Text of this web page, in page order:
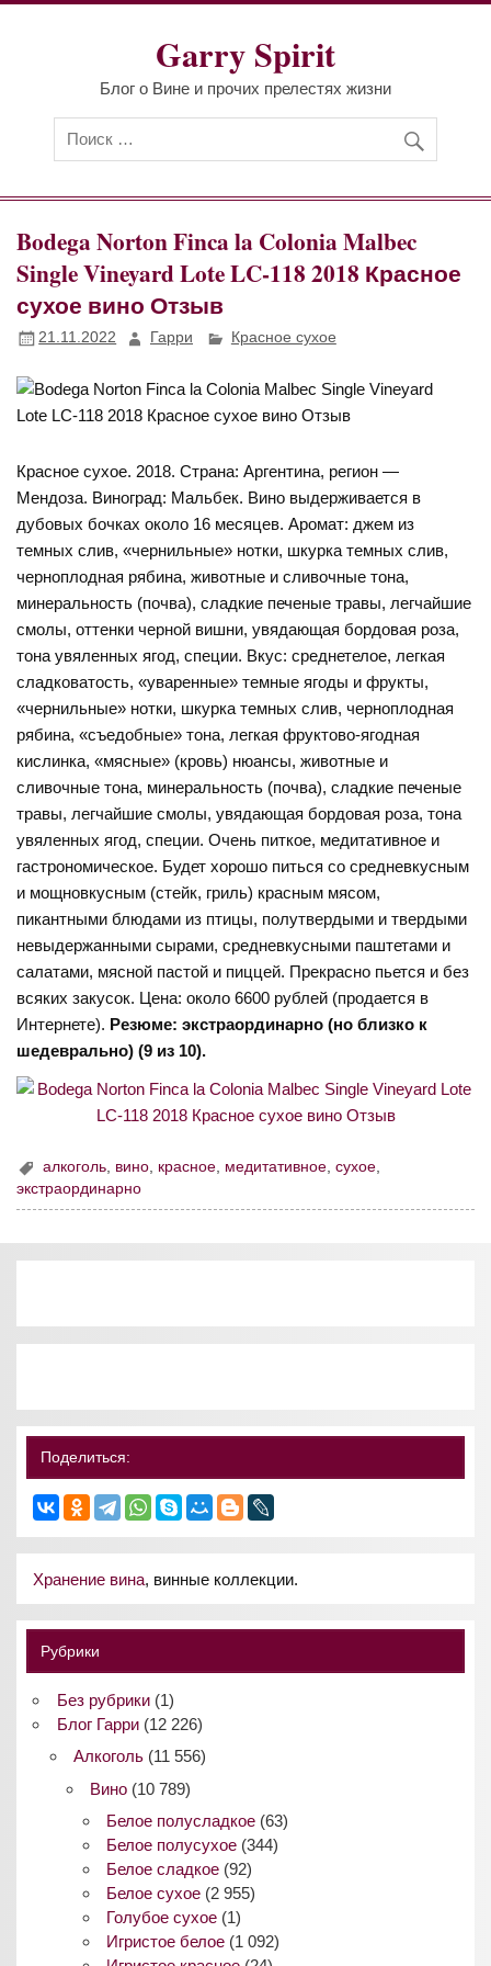
Перейти
Garry Spirit
Блог о Вине и прочих прелестях жизни
Bodega Norton Finca la Colonia Malbec
Single Vineyard Lote LC-118 2018 Красное
сухое вино Отзыв
21.11.2022 Гарри Красное сухое
Красное сухое. 2018. Страна: Аргентина, регион —
Мендоза. Виноград: Мальбек. Вино выдерживается в
дубовых бочках около 16 месяцев. Аромат: джем из
темных слив, «чернильные» нотки, шкурка темных слив,
черноплодная рябина, животные и сливочные тона,
минеральность (почва), сладкие печеные травы, легчайшие
смолы, оттенки черной вишни, увядающая бордовая роза,
тона увяленных ягод, специи. Вкус: среднетелое, легкая
сладковатость, «уваренные» темные ягоды и фрукты,
«чернильные» нотки, шкурка темных слив, черноплодная
рябина, «съедобные» тона, легкая фруктово-ягодная
кислинка, «мясные» (кровь) нюансы, животные и
сливочные тона, минеральность (почва), сладкие печеные
травы, легчайшие смолы, увядающая бордовая роза, тона
увяленных ягод, специи. Очень питкое, медитативное и
гастрономическое. Будет хорошо питься со средневкусным
и мощновкусным (стейк, гриль) красным мясом,
пикантными блюдами из птицы, полутвердыми и твердыми
невыдержанными сырами, средневкусными паштетами и
салатами, мясной пастой и пиццей. Прекрасно пьется и без
всяких закусок. Цена: около 6600 рублей (продается в
Интернете). Резюме: экстраординарно (но близко к
шедеврально) (9 из 10).
алкоголь, вино, красное, медитативное,сухое,
экстраординарно
Поделиться:
Хранение вина, винные коллекции.
Рубрики
Без рубрики(1)
Блог Гарри(12 226)
Алкоголь(11 556)
Вино(10 789)
Белое полусладкое (63)
Белое полусухое (344)
Белое сладкое (92)
Белое сухое (2 955)
Голубое сухое (1)
Игристое белое (1 092)